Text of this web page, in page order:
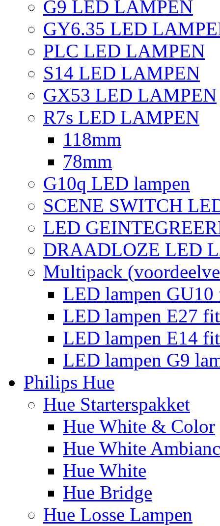
G9 LED LAMPEN
GY6.35 LED
PLC LED LAMPEN
S14 LED LAMPEN
GX53 LED LAMPEN
R7s LED LAMPEN
118mm
78mm
G10q LED lampen
SCENE SWITCH
LED
DRAADLOZE LED
Multipack
LED lampen
LED lampen E27
LED lampen E14
LED lampen G9
Philips Hue
Hue Starterspakket
Hue White & Color
Hue White
Hue White
Hue Bridge
Hue Losse Lampen